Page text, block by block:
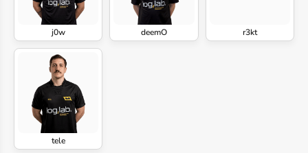
j0w deemO r3kt
tele